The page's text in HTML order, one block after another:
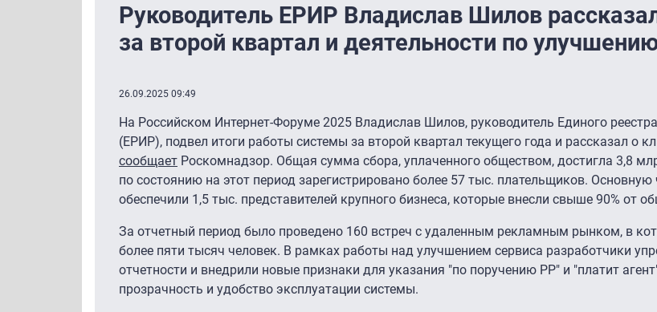
Руководитель ЕРИР Владислав Шилов
за второй квартал и деятельности по
26.09.2025 09:49
На Российском Интернет-Форуме 2025 Владислав Шилов, руководитель Единого
(ЕРИР), подвел итоги работы системы за второй квартал текущего года и рассказал о
сообщает Роскомнадзор. Общая сумма сбора, уплаченного обществом, достигла 3,8
по состоянию на этот период зарегистрировано более 57 тыс. плательщиков. Основную
обеспечили 1,5 тыс. представителей крупного бизнеса, которые внесли свыше 90% от
За отчетный период было проведено 160 встреч с удаленным рекламным рынком, в
более пяти тысяч человек. В рамках работы над улучшением сервиса разработчики
отчетности и внедрили новые признаки для указания "по поручению РР" и "платит
прозрачность и удобство эксплуатации системы.